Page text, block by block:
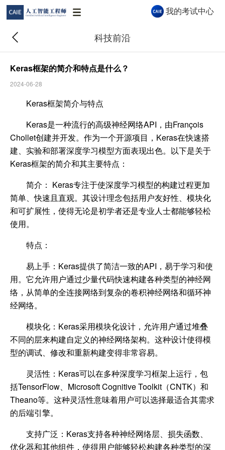
我的考试中心
科技前沿
Keras框架的简介和特点是什么？
2024-06-28
Keras框架简介与特点
Keras是一种流行的高级神经网络API，由François
Chollet创建并开发。作为一个开源项目，Keras在快速搭
建、实验和部署深度学习模型方面表现出色。以下是关于
Keras框架的简介和其主要特点：
简介： Keras专注于使深度学习模型的构建过程更加
简单、快速且直观。其设计理念包括用户友好性、模块化
和可扩展性，使得无论是初学者还是专业人士都能够轻松
使用。
特点：
易上手 ：Keras提供了简洁一致的API，易于学习和使
用。它允许用户通过少量代码快速构建各种类型的神经网
络，从简单的全连接网络到复杂的卷积神经网络和循环神
经网络。
模块化 ：Keras采用模块化设计，允许用户通过堆叠
不同的层来构建自定义的神经网络架构。这种设计使得模
型的调试、修改和重新构建变得非常容易。
灵活性 ：Keras可以在多种深度学习框架上运行，包
括TensorFlow、Microsoft Cognitive Toolkit（CNTK）和
Theano等。这种灵活性意味着用户可以选择最适合其需求
的后端引擎。
支持广泛 ：Keras支持各种神经网络层、损失函数、
优化器和其他组件，使得用户能够轻松构建各种类型的深
CAIE AI 助手
CAIE AI 助手 · 秒级解答认证与报考问题
你好👋 我是 CAIE AI 助手，很高兴为你服
务！关于认证等级、报考流程、企业合作等
15:31